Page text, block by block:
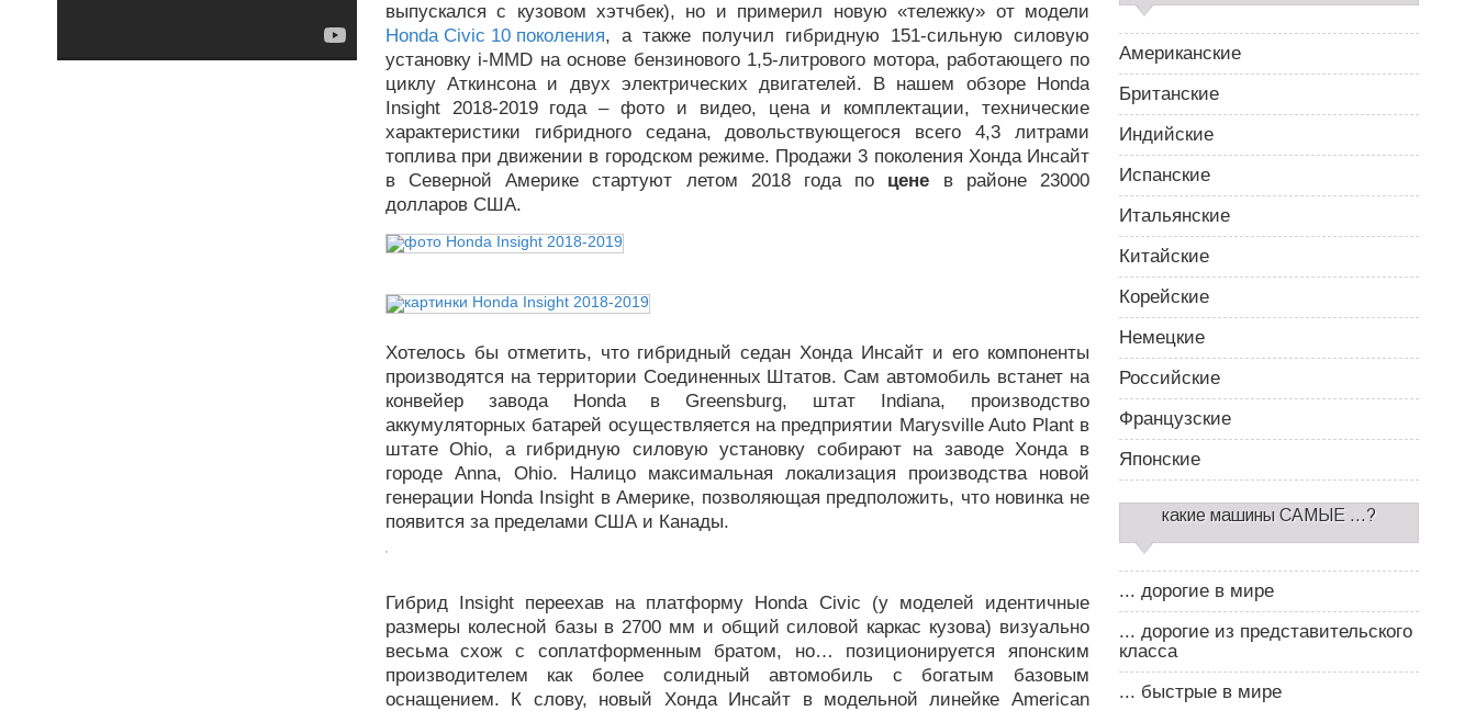
выпускался с кузовом хэтчбек), но и примерил новую «тележку» от модели
Honda Civic 10 поколения, а также получил гибридную 151-сильную силовую
установку i-MMD на основе бензинового 1,5-литрового мотора, работающего по
циклу Аткинсона и двух электрических двигателей. В нашем обзоре Honda
Insight 2018-2019 года – фото и видео, цена и комплектации, технические
характеристики гибридного седана, довольствующегося всего 4,3 литрами
топлива при движении в городском режиме. Продажи 3 поколения Хонда Инсайт
в Северной Америке стартуют летом 2018 года по цене в районе 23000
долларов США.
Хотелось бы отметить, что гибридный седан Хонда Инсайт и его компоненты
производятся на территории Соединенных Штатов. Сам автомобиль встанет на
конвейер завода Honda в Greensburg, штат Indiana, производство
аккумуляторных батарей осуществляется на предприятии Marysville Auto Plant в
штате Ohio, а гибридную силовую установку собирают на заводе Хонда в
городе Anna, Ohio. Налицо максимальная локализация производства новой
генерации Honda Insight в Америке, позволяющая предположить, что новинка не
появится за пределами США и Канады.
Гибрид Insight переехав на платформу Honda Civic (у моделей идентичные
размеры колесной базы в 2700 мм и общий силовой каркас кузова) визуально
весьма схож с соплатформенным братом, но… позиционируется японским
производителем как более солидный автомобиль с богатым базовым
оснащением. К слову, новый Хонда Инсайт в модельной линейке American
Американские
Британские
Индийские
Испанские
Итальянские
Китайские
Корейские
Немецкие
Российские
Французские
Японские
какие машины САМЫЕ ...?
... дорогие в мире
... дорогие из представительского
класса
... быстрые в мире